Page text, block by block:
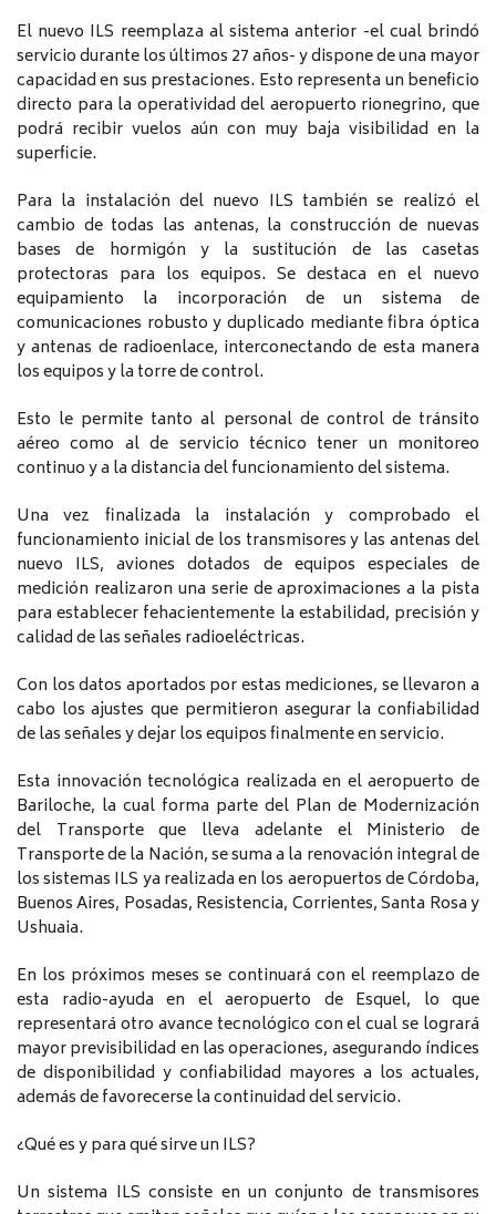
El nuevo ILS reemplaza al sistema anterior -el cual brindó
servicio durante los últimos 27 años- y dispone de una mayor
capacidad en sus prestaciones. Esto representa un beneficio
directo para la operatividad del aeropuerto rionegrino, que
podrá recibir vuelos aún con muy baja visibilidad en la
superficie.
Para la instalación del nuevo ILS también se realizó el
cambio de todas las antenas, la construcción de nuevas
bases de hormigón y la sustitución de las casetas
protectoras para los equipos. Se destaca en el nuevo
equipamiento la incorporación de un sistema de
comunicaciones robusto y duplicado mediante fibra óptica
y antenas de radioenlace, interconectando de esta manera
los equipos y la torre de control.
Esto le permite tanto al personal de control de tránsito
aéreo como al de servicio técnico tener un monitoreo
continuo y a la distancia del funcionamiento del sistema.
Una vez finalizada la instalación y comprobado el
funcionamiento inicial de los transmisores y las antenas del
nuevo ILS, aviones dotados de equipos especiales de
medición realizaron una serie de aproximaciones a la pista
para establecer fehacientemente la estabilidad, precisión y
calidad de las señales radioeléctricas.
Con los datos aportados por estas mediciones, se llevaron a
cabo los ajustes que permitieron asegurar la confiabilidad
de las señales y dejar los equipos finalmente en servicio.
Esta innovación tecnológica realizada en el aeropuerto de
Bariloche, la cual forma parte del Plan de Modernización
del Transporte que lleva adelante el Ministerio de
Transporte de la Nación, se suma a la renovación integral de
los sistemas ILS ya realizada en los aeropuertos de Córdoba,
Buenos Aires, Posadas, Resistencia, Corrientes, Santa Rosa y
Ushuaia.
En los próximos meses se continuará con el reemplazo de
esta radio-ayuda en el aeropuerto de Esquel, lo que
representará otro avance tecnológico con el cual se logrará
mayor previsibilidad en las operaciones, asegurando índices
de disponibilidad y confiabilidad mayores a los actuales,
además de favorecerse la continuidad del servicio.
¿Qué es y para qué sirve un ILS?
Un sistema ILS consiste en un conjunto de transmisores